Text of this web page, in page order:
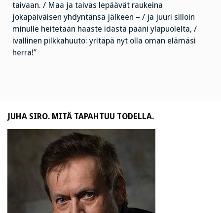
taivaan. / Maa ja taivas lepäävät raukeina
jokapäiväisen yhdyntänsä jälkeen – / ja juuri silloin
minulle heitetään haaste idästä pääni yläpuolelta, /
ivallinen pilkkahuuto: yritäpä nyt olla oman elämäsi
herra!”
JUHA SIRO. MITÄ TAPAHTUU TODELLA.